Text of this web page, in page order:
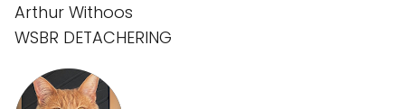
Arthur Withoos
WSBR DETACHERING